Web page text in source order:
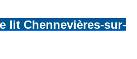
lit Chennevières-sur-